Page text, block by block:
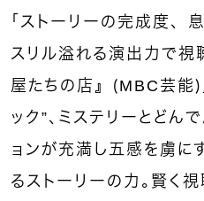
｢ストーリーの完成度、
スリル溢れる演出力で視
屋たちの店』（MBC芸能
ック”､ミステリーとどん
ョンが充満し五感を虜に
るストーリーの力｡賢く